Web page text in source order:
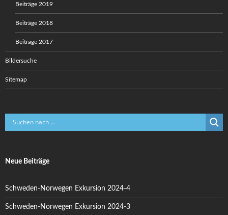
Beiträge 2019
Beiträge 2018
Beiträge 2017
Bildersuche
Sitemap
Neue Beiträge
Schweden-Norwegen Exkursion 2024-4
Schweden-Norwegen Exkursion 2024-3